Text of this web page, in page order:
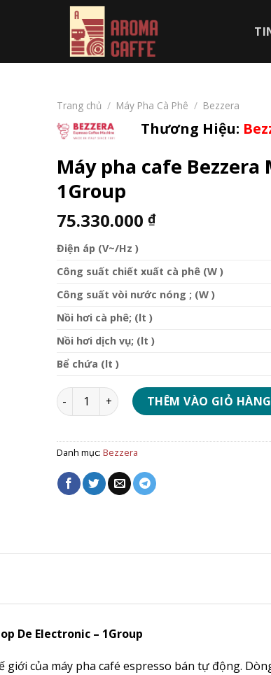
Trang chủ / Máy Pha Cà Phê / Bezzera
Thương Hiệu:
Máy pha cafe
1Group
75.330.000 ₫
Điện áp (V~/Hz )
Công suất chiết xuất cà phê (W )
Công suất vòi nước nóng ; (W )
Nồi hơi cà phê; (lt )
Nồi hơi dịch vụ; (lt )
Bể chứa (lt )
Máy pha cafe Bezzera Matrix Top De
THÊM VÀO GIỎ HÀNG
Danh mục: Bezzera
De Electronic – 1Group
của máy pha café espresso bán tự động.